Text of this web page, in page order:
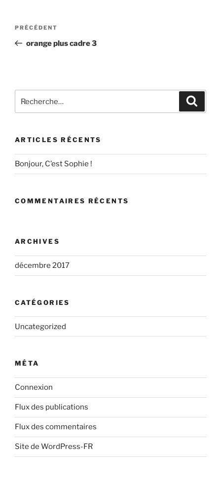
Navigation
l’article
Article
précédent
PRÉCÉDENT
orange plus cadre 3
pour
ARTICLES RÉCENTS
Bonjour, C’est Sophie !
COMMENTAIRES RÉCENTS
ARCHIVES
décembre 2017
CATÉGORIES
Uncategorized
MÉTA
Connexion
Flux des publications
Flux des commentaires
Site de WordPress-FR